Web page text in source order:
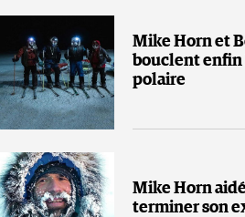
Mike Horn et
bouclent
polaire
Mike Horn
terminer son